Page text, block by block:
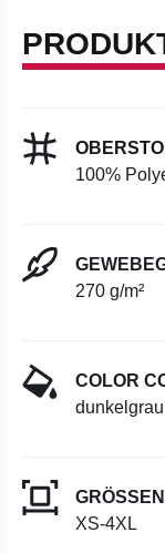
100%
270 g/m²
COLOR
dunkelgrau
XS-4XL